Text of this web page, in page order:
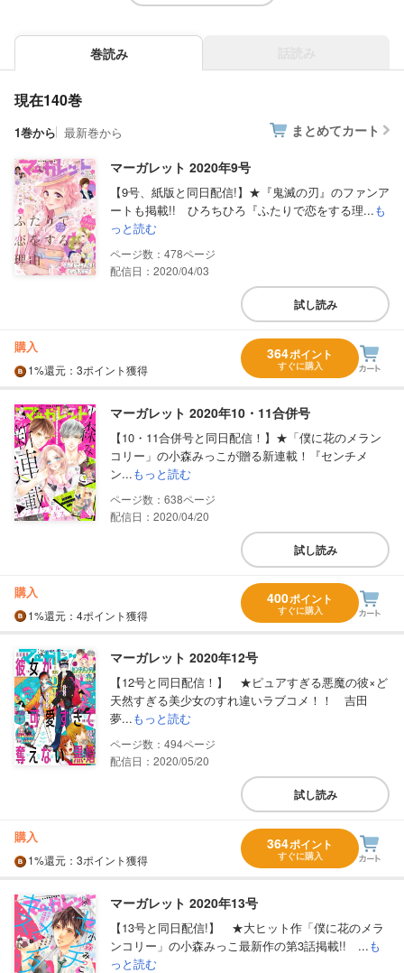
巻読み
現在140巻
1巻から 最新巻から まとめてカート
マーガレット 2020年9号
【9号、紙版と同日配信!】★『鬼滅の刃』のファンア
ートも掲載!! ひろちひろ『ふたりで恋をする理...も
っと読む
478
配信日：2020/04/03
試し読み
購入
1%還元 ：3ポイント獲得
364ポイント
すぐに購入
マーガレット 2020年10・11合併号
【10・11合併号と同日配信！】★「僕に花のメラン
コリー」の小森みっこが贈る新連載！『センチメ
ン...もっと読む
638
配信日：2020/04/20
試し読み
購入
1%還元 ：4ポイント獲得
400ポイント
すぐに購入
マーガレット 2020年12号
【12号と同日配信！】 ★ピュアすぎる悪魔の彼×ど
天然すぎる美少女のすれ違いラブコメ！！ 吉田
夢...もっと読む
494
配信日：2020/05/20
試し読み
購入
1%還元 ：3ポイント獲得
364ポイント
すぐに購入
マーガレット 2020年13号
【13号と同日配信!】 ★大ヒット作「僕に花のメラ
ンコリー」の小森みっこ最新作の第3話掲載!! ...も
っと読む